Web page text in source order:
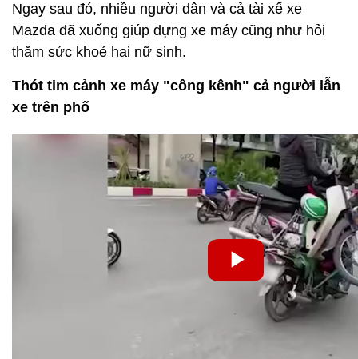
Ngay sau đó, nhiều người dân và cả tài xế xe
Mazda đã xuống giúp dựng xe máy cũng như hỏi
thăm sức khoẻ hai nữ sinh.
Thót tim cảnh xe máy "công kênh" cả người lẫn
xe trên phố